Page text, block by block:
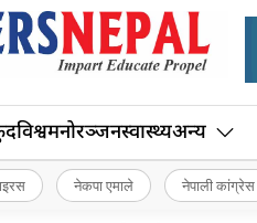
विश्वमनोरञ्जनस्वास्थ्यअन्य
नेकपा एमाले नेपाली कांग्रेस